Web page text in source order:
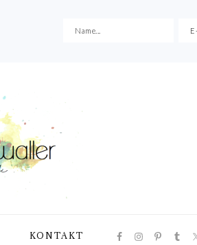
KONTAKT
NAVIGATION